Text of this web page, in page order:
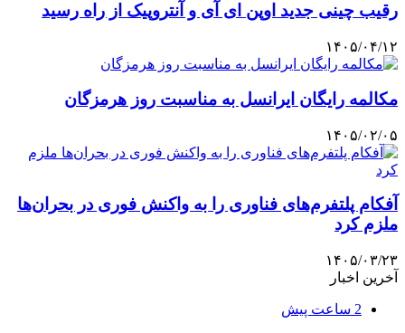
رقیب چینی جدید اوپن ای آی و آنتروپیک از راه رسید
۱۴۰۵/۰۴/۱۲
مکالمه رایگان ایرانسل به مناسبت روز هرمزگان
۱۴۰۵/۰۲/۰۵
آفکام پلتفرم‌های فناوری را به واکنش فوری در بحران‌ها
ملزم کرد
۱۴۰۵/۰۳/۲۳
آخرین اخبار
2 ساعت پیش